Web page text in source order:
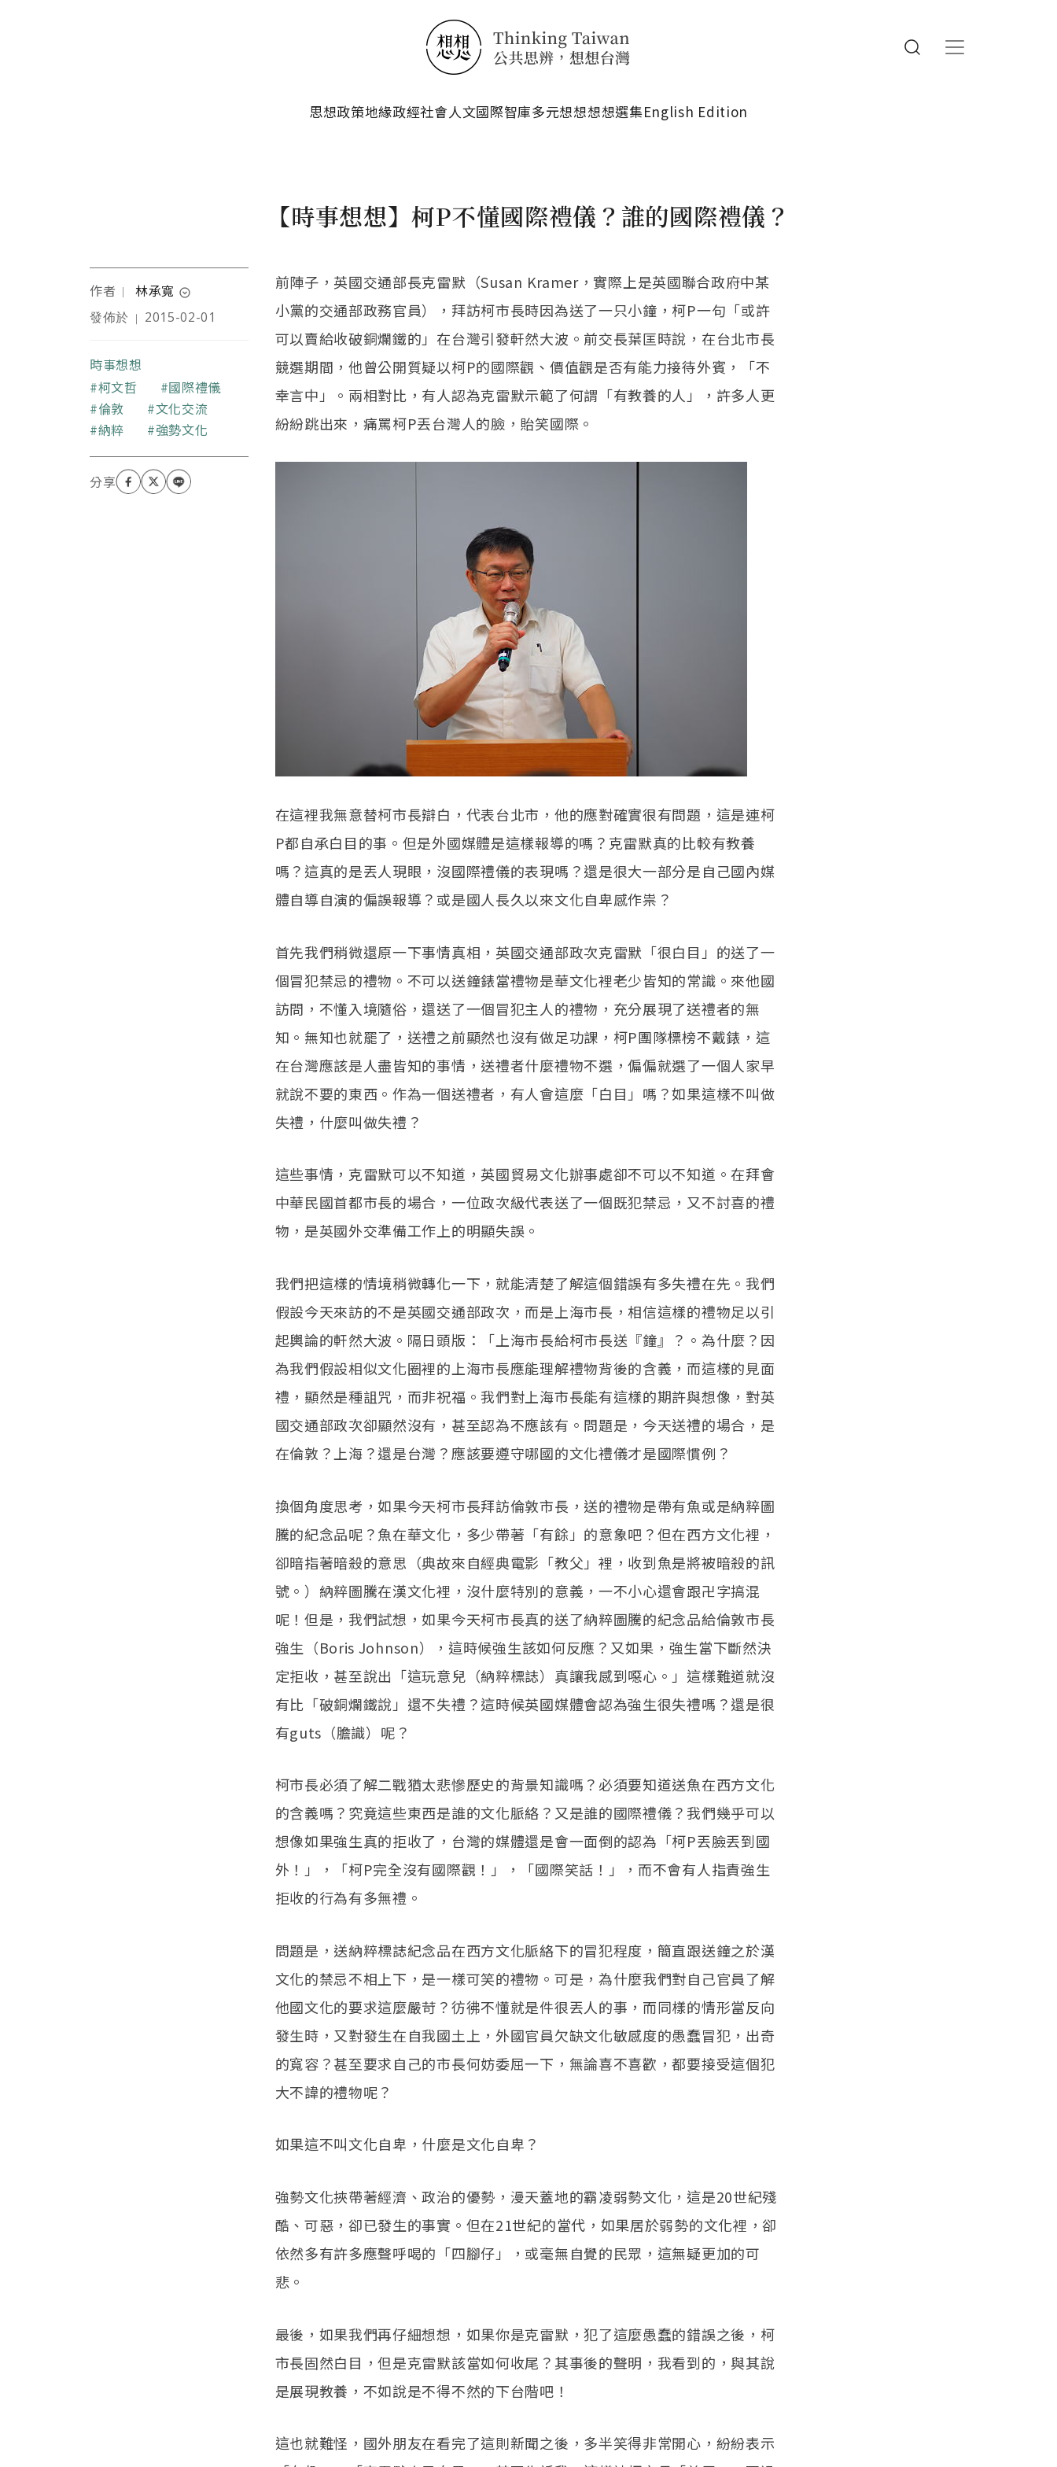
思想政策地緣政經社會人文國際智庫多元想想想想選集English Edition
【時事想想】柯P不懂國際禮儀？誰的國際禮儀？
作者 ｜ 林承寬 expand_circle_down
醫師、哈佛大學博士候選
發佈於 ｜ 2015-02-01
時事想想
關鍵字
柯文哲
國際禮儀
倫敦
文化交流
納粹
強勢文化
前陣子，英國交通部長克雷默（Susan Kramer，實際上是英國聯合政府中某
小黨的交通部政務官員），拜訪柯市長時因為送了一只小鐘，柯P一句「或許
可以賣給收破銅爛鐵的」在台灣引發軒然大波。前交長葉匡時說，在台北市長
競選期間，他曾公開質疑以柯P的國際觀、價值觀是否有能力接待外賓，「不
幸言中」。兩相對比，有人認為克雷默示範了何謂「有教養的人」，許多人更
紛紛跳出來，痛罵柯P丟台灣人的臉，貽笑國際。
在這裡我無意替柯市長辯白，代表台北市，他的應對確實很有問題，這是連柯
P都自承白目的事。但是外國媒體是這樣報導的嗎？克雷默真的比較有教養
嗎？這真的是丟人現眼，沒國際禮儀的表現嗎？還是很大一部分是自己國內媒
體自導自演的偏誤報導？或是國人長久以來文化自卑感作祟？
首先我們稍微還原一下事情真相，英國交通部政次克雷默「很白目」的送了一
個冒犯禁忌的禮物。不可以送鐘錶當禮物是華文化裡老少皆知的常識。來他國
訪問，不懂入境隨俗，還送了一個冒犯主人的禮物，充分展現了送禮者的無
知。無知也就罷了，送禮之前顯然也沒有做足功課，柯P團隊標榜不戴錶，這
在台灣應該是人盡皆知的事情，送禮者什麼禮物不選，偏偏就選了一個人家早
就說不要的東西。作為一個送禮者，有人會這麼「白目」嗎？如果這樣不叫做
失禮，什麼叫做失禮？
這些事情，克雷默可以不知道，英國貿易文化辦事處卻不可以不知道。在拜會
中華民國首都市長的場合，一位政次級代表送了一個既犯禁忌，又不討喜的禮
物，是英國外交準備工作上的明顯失誤。
我們把這樣的情境稍微轉化一下，就能清楚了解這個錯誤有多失禮在先。我們
假設今天來訪的不是英國交通部政次，而是上海市長，相信這樣的禮物足以引
起輿論的軒然大波。隔日頭版：「上海市長給柯市長送『鐘』？。為什麼？因
為我們假設相似文化圈裡的上海市長應能理解禮物背後的含義，而這樣的見面
禮，顯然是種詛咒，而非祝福。我們對上海市長能有這樣的期許與想像，對英
國交通部政次卻顯然沒有，甚至認為不應該有。問題是，今天送禮的場合，是
在倫敦？上海？還是台灣？應該要遵守哪國的文化禮儀才是國際慣例？
換個角度思考，如果今天柯市長拜訪倫敦市長，送的禮物是帶有魚或是納粹圖
騰的紀念品呢？魚在華文化，多少帶著「有餘」的意象吧？但在西方文化裡，
卻暗指著暗殺的意思（典故來自經典電影「教父」裡，收到魚是將被暗殺的訊
號。）納粹圖騰在漢文化裡，沒什麼特別的意義，一不小心還會跟卍字搞混
呢！但是，我們試想，如果今天柯市長真的送了納粹圖騰的紀念品給倫敦市長
強生（Boris Johnson），這時候強生該如何反應？又如果，強生當下斷然決
定拒收，甚至說出「這玩意兒（納粹標誌）真讓我感到噁心。」這樣難道就沒
有比「破銅爛鐵說」還不失禮？這時候英國媒體會認為強生很失禮嗎？還是很
有guts（膽識）呢？
柯市長必須了解二戰猶太悲慘歷史的背景知識嗎？必須要知道送魚在西方文化
的含義嗎？究竟這些東西是誰的文化脈絡？又是誰的國際禮儀？我們幾乎可以
想像如果強生真的拒收了，台灣的媒體還是會一面倒的認為「柯P丟臉丟到國
外！」，「柯P完全沒有國際觀！」，「國際笑話！」，而不會有人指責強生
拒收的行為有多無禮。
問題是，送納粹標誌紀念品在西方文化脈絡下的冒犯程度，簡直跟送鐘之於漢
文化的禁忌不相上下，是一樣可笑的禮物。可是，為什麼我們對自己官員了解
他國文化的要求這麼嚴苛？彷彿不懂就是件很丟人的事，而同樣的情形當反向
發生時，又對發生在自我國土上，外國官員欠缺文化敏感度的愚蠢冒犯，出奇
的寬容？甚至要求自己的市長何妨委屈一下，無論喜不喜歡，都要接受這個犯
大不諱的禮物呢？
如果這不叫文化自卑，什麼是文化自卑？
強勢文化挾帶著經濟、政治的優勢，漫天蓋地的霸凌弱勢文化，這是20世紀殘
酷、可惡，卻已發生的事實。但在21世紀的當代，如果居於弱勢的文化裡，卻
依然多有許多應聲呼喝的「四腳仔」，或毫無自覺的民眾，這無疑更加的可
悲。
最後，如果我們再仔細想想，如果你是克雷默，犯了這麼愚蠢的錯誤之後，柯
市長固然白目，但是克雷默該當如何收尾？其事後的聲明，我看到的，與其說
是展現教養，不如說是不得不然的下台階吧！
這也就難怪，國外朋友在看完了這則新聞之後，多半笑得非常開心，紛紛表示